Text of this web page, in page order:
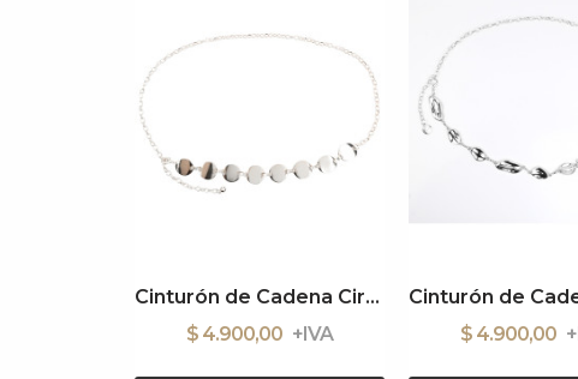
Cinturón de Cadena Circle Silver
$ 4.900,00
$ 4.900,00